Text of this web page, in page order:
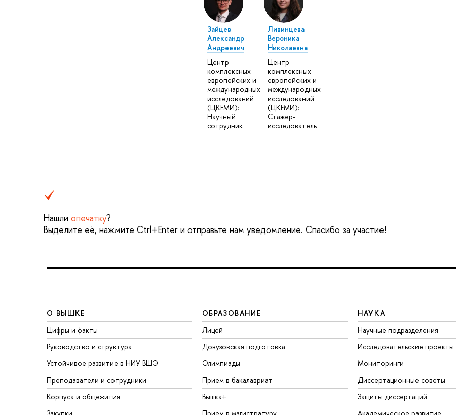
Зайцев
Александр
Андреевич
Центр
комплексных
европейских и
международных
исследований
(ЦКЕМИ):
Научный
сотрудник
Ливинцева
Вероника
Николаевна
Центр
комплексных
европейских и
международных
исследований
(ЦКЕМИ):
Стажер-
исследователь
Нашли опечатку?
Выделите её, нажмите Ctrl+Enter и отправьте нам уведомление. Спасибо за участие!
О ВЫШКЕ
Цифры и факты
Руководство и структура
Устойчивое развитие в НИУ ВШЭ
Преподаватели и сотрудники
Корпуса и общежития
ОБРАЗОВАНИЕ
Лицей
Довузовская подготовка
Олимпиады
Прием в бакалавриат
Вышка+
НАУКА
Научные подразделения
Исследовательские проекты
Мониторинги
Диссертационные советы
Защиты диссертаций